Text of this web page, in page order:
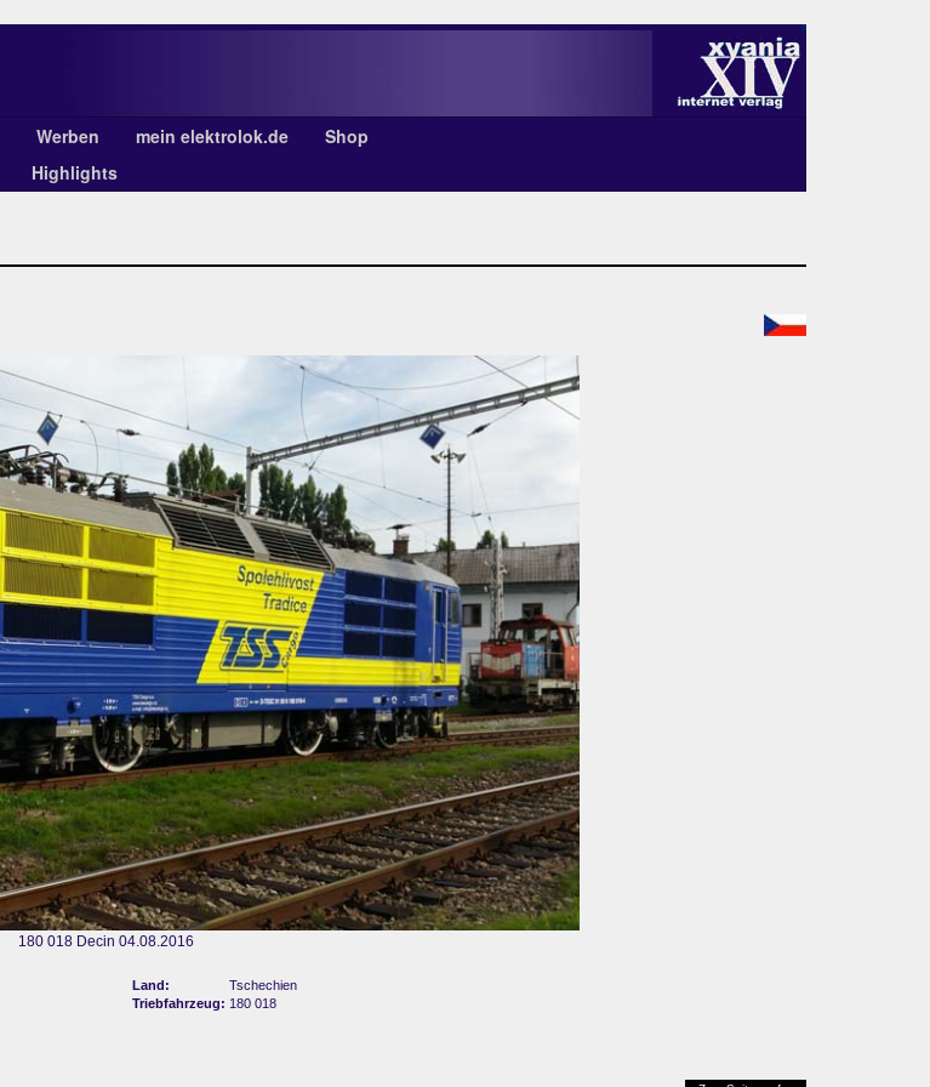
Werben mein elektrolok.de
Shop
Highlights
180 018 Decin 04.08.2016
Land:
Tschechien
Triebfahrzeug: 180 018